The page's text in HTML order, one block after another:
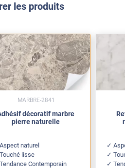
les produits
décoratif marbre
pierre naturelle
Aspect naturel
Touché lisse
Tendance Contemporain
MARBRE-2841